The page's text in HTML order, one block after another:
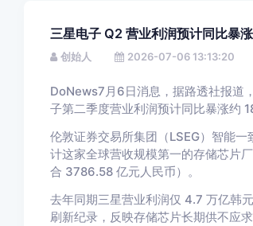
三星电子 Q2 营业利润预计同比暴
创始人 2026-07-06 13:13:20
DoNews7月6日消息，据路透社报道
子第二季度营业利润预计同比暴涨约
伦敦证券交易所集团（LSEG）智能
计这家全球营收规模第一的存储芯片
合 3786.58 亿元人民币）。
去年同期三星营业利润仅 4.7 万亿韩
刷新纪录，反映存储芯片长期供不应